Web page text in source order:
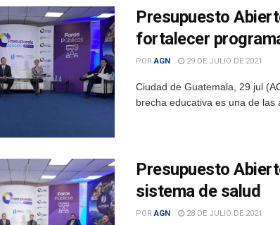
Presupuesto
fortalecer
POR AGN 29 DE JULIO DE 2021
Ciudad de Guatemala, 29 jul
brecha educativa es una de las
Presupuesto
sistema de salud
POR AGN 28 DE JULIO DE 2021